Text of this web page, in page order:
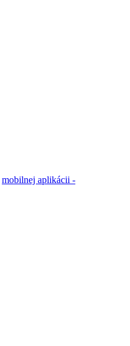
mobilnej aplikácii -